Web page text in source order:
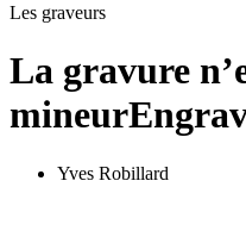
Les graveurs
La gravure
mineur
Yves Robillard